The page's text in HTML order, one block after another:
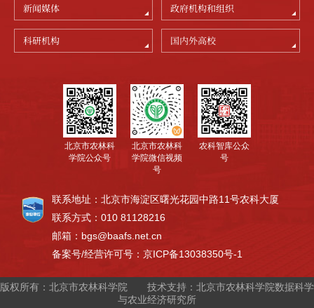
新闻媒体 政府机构和组织
科研机构 国内外高校
北京市农林科
学院公众号
北京市农林科
学院微信视频
号
农科智库公众
号
联系地址：北京市海淀区曙光花园中路11号农科大厦
联系方式：010 81128216
邮箱：bgs@baafs.net.cn
备案号/经营许可号：京ICP备13038350号-1
版权所有：北京市农林科学院
技术支持：北京市农林科学院数据科学
与农业经济研究所